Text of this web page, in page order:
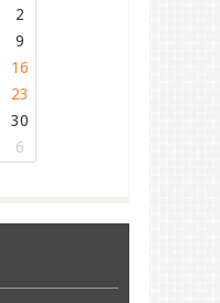
2
9
16
23
30
6